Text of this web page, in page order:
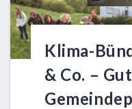
Klima-
& Co. –